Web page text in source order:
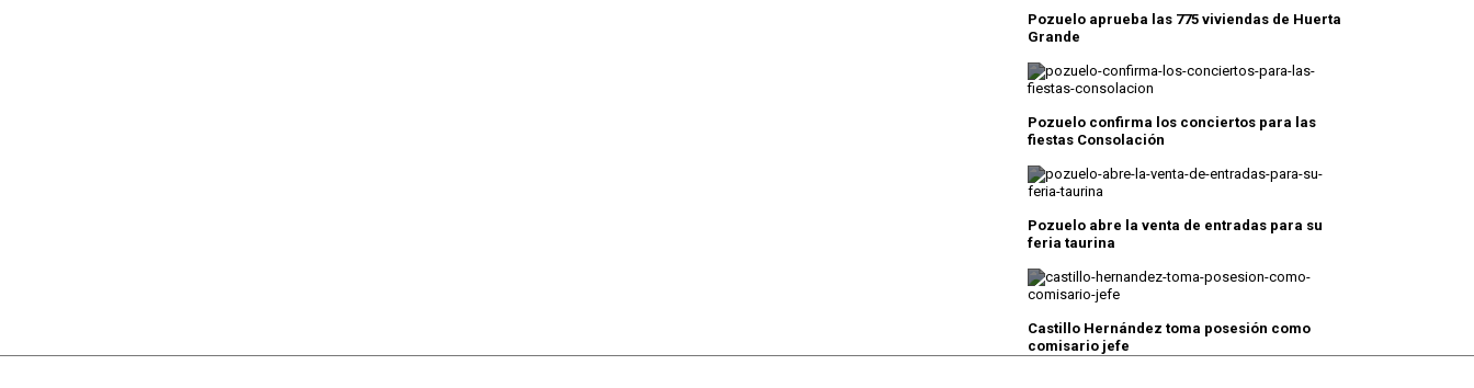
Pozuelo aprueba las 775 viviendas de Huerta
Grande
Pozuelo confirma los conciertos para las
fiestas Consolación
Pozuelo abre la venta de entradas para su
feria taurina
Castillo Hernández toma posesión como
comisario jefe